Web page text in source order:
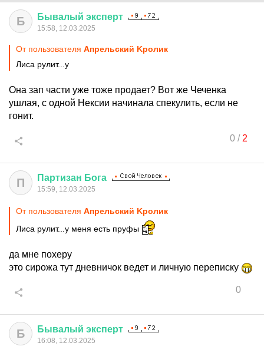
Б Бывалый эксперт
15:58, 12.03.2025
От пользователя Aпрельский Kролик
Лиса рулит...у
Она зап части уже тоже продает? Вот же Чеченка
ушлая, с одной Нексии начинала спекулить, если не
гонит.
0/ 2
П Партизан Бога
15:59, 12.03.2025
От пользователя Aпрельский Kролик
Лиса рулит...у меня есть пруфы
да мне похеру
это сирожа тут дневничок ведет и личную переписку
0
Б Бывалый эксперт
16:08, 12.03.2025